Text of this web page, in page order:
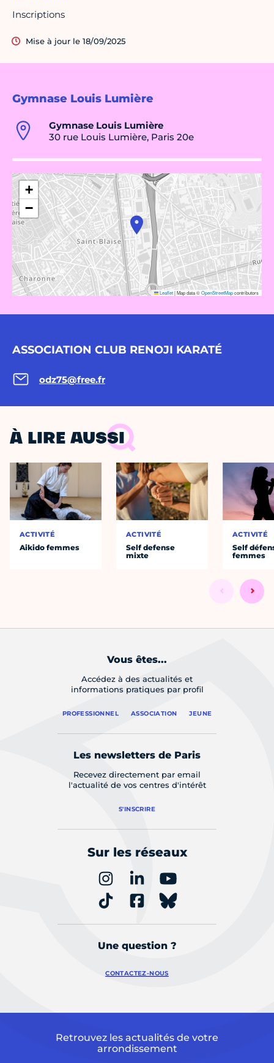
Gymnase Louis Lumière
Gymnase Louis Lumière
30 rue Louis Lumière, Paris 20e
+
−
Leaflet|Map data ©OpenStreetMapcontributors
ASSOCIATION CLUB RENOJI KARATÉ
odz75@free.fr
Inscriptions
Mise à jour le 18/09/2025
À LIRE AUSSI
ACTIVITÉ
Aikido femmes
ACTIVITÉ
Self defense
mixte
ACTIVITÉ
Self
femmes
Vous êtes...
Accédez à des actualités et
informations pratiques par profil
PROFESSIONNEL ASSOCIATION JEUNE
Les newsletters de Paris
Recevez directement par email
l'actualité de vos centres d'intérêt
S'INSCRIRE
Sur les réseaux
Une question ?
CONTACTEZ-NOUS
Retrouvez les actualités de votre
arrondissement